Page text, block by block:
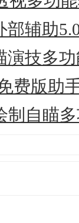
部辅助
演技多
费版助
制自瞄